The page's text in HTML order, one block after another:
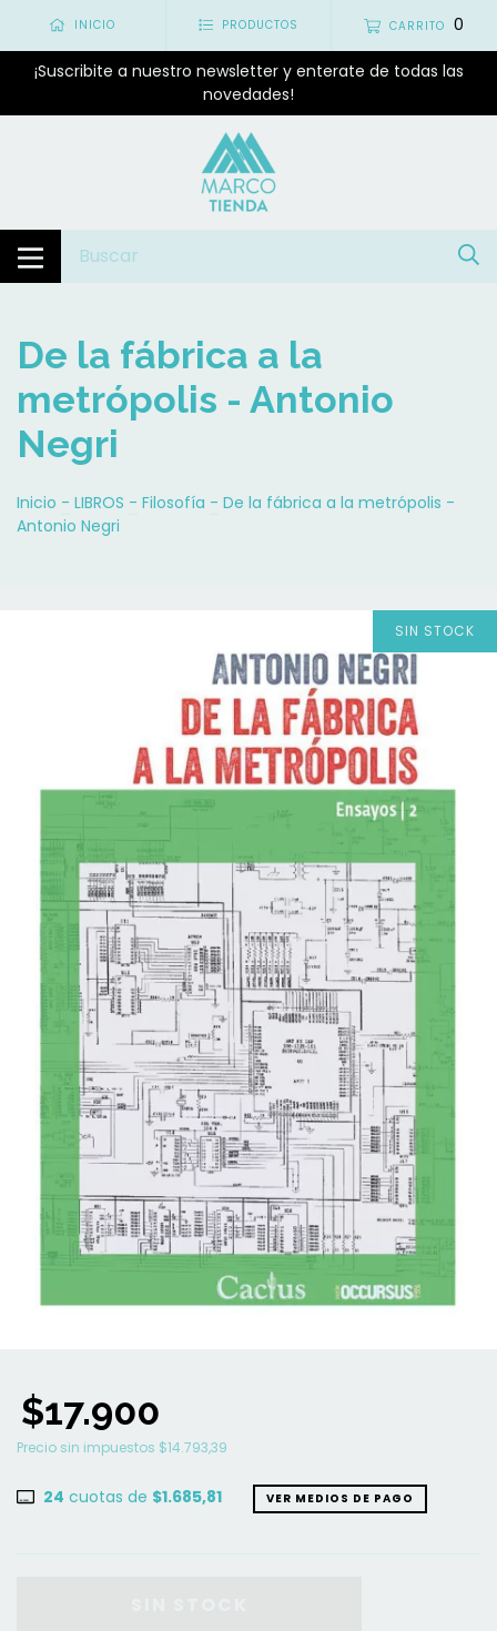
INICIO PRODUCTOS CARRITO 0
¡Suscribite a nuestro newsletter y enterate de todas las
novedades!
De la fábrica a la
metrópolis - Antonio
Negri
Inicio - LIBROS - Filosofía - De la fábrica a la metrópolis -
Antonio Negri
SIN STOCK
$17.900
Precio sin impuestos $14.793,39
24 cuotas de $1.685,81 VER MEDIOS DE PAGO